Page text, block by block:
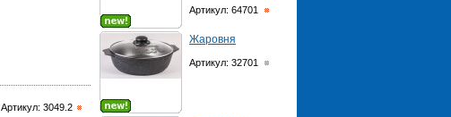
Артикул: 3049.2
Артикул: 64701
Жаровня
Артикул: 32701